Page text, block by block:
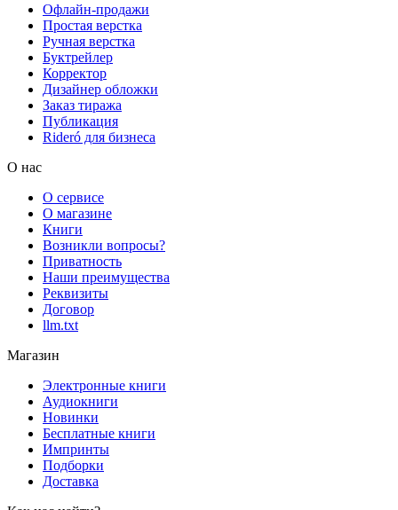
Офлайн-продажи
Простая верстка
Ручная верстка
Буктрейлер
Корректор
Дизайнер обложки
Заказ тиража
Публикация
Rideró для бизнеса
О нас
О сервисе
О магазине
Книги
Возникли вопросы?
Приватность
Наши преимущества
Реквизиты
Договор
llm.txt
Магазин
Электронные книги
Аудиокниги
Новинки
Бесплатные книги
Импринты
Подборки
Доставка